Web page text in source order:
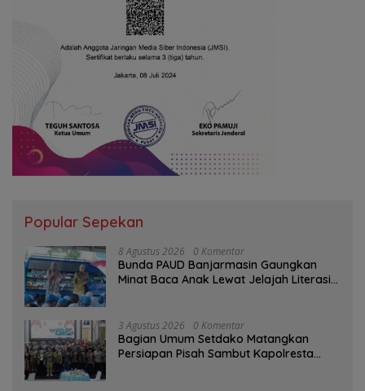
Popular Sepekan
8 Agustus 2026 0 Komentar
Bunda PAUD Banjarmasin Gaungkan
Minat Baca Anak Lewat Jelajah Literasi
3 Agustus 2026 0 Komentar
Bagian Umum Setdako Matangkan
Persiapan Pisah Sambut Kapolresta